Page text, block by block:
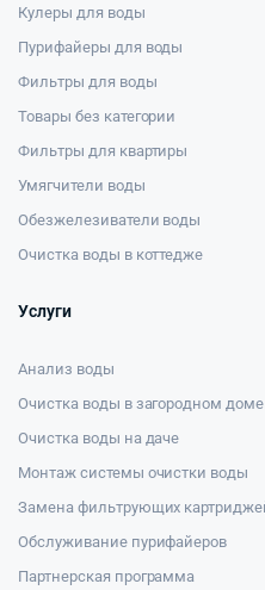
Кулеры для воды
Пурифайеры для воды
Фильтры для воды
Товары без категории
Фильтры для квартиры
Умягчители воды
Обезжелезиватели воды
Очистка воды в коттедже
Услуги
Анализ воды
Очистка воды в загородном доме
Очистка воды на даче
Монтаж системы очистки воды
Замена фильтрующих
Обслуживание пурифайеров
Партнерская программа